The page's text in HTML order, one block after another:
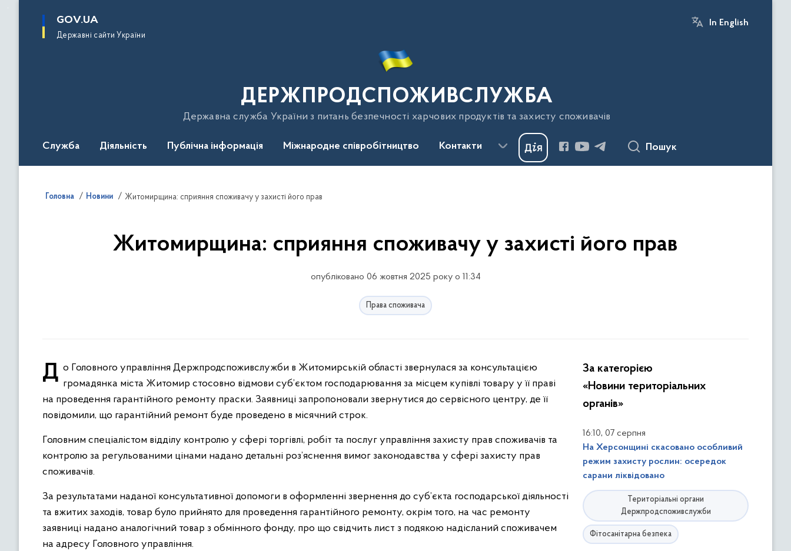
основного
GOV.UA
Державні сайти України
In English
ДЕРЖПРОДСПОЖИВСЛУЖБА
Державна служба України з питань безпечності харчових продуктів та захисту споживачів
Служба Діяльність Публічна інформація Міжнародне співробітництво Контакти Пошук
Головна Новини Житомирщина: сприяння споживачу у захисті його прав
Житомирщина: сприяння споживачу у захисті його прав
опубліковано 06 жовтня 2025 року о 11:34
Права споживача
До Головного управління Держпродспоживслужби в Житомирській області звернулася за консультацією громадянка міста Житомир стосовно відмови суб’єктом господарювання за місцем купівлі товару у її праві
на проведення гарантійного ремонту праски. Заявниці запропоновали звернутися до сервісного центру, де її
повідомили, що гарантійний ремонт буде проведено в місячний строк.
Головним спеціалістом відділу контролю у сфері торгівлі, робіт та послуг управління захисту прав споживачів та
контролю за регульованими цінами надано детальні роз’яснення вимог законодавства у сфері захисту прав
споживачів.
За результатами наданої консультативної допомоги в оформленні звернення до суб’єкта господарської діяльності
та вжитих заходів, товар було прийнято для проведення гарантійного ремонту, окрім того, на час ремонту
заявниці надано аналогічний товар з обмінного фонду, про що свідчить лист з подякою надісланий споживачем
на адресу Головного управління.
За категорією
«Новини територіальних
органів»
16:10, 07 серпня
На Херсонщині скасовано особливий
режим захисту рослин: осередок
сарани ліквідовано
Територіальні органи
Держпродспоживслужби
Фітосанітарна безпека